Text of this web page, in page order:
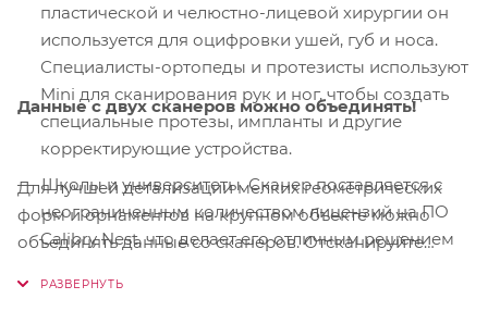
пластической и челюстно-лицевой хирургии он
используется для оцифровки ушей, губ и носа.
Специалисты-ортопеды и протезисты используют
Mini для сканирования рук и ног, чтобы создать
специальные протезы, импланты и другие
корректирующие устройства.
Школы и университеты. Сканер поставляется с
неограниченным количеством лицензий на ПО
Calibry Nest, что делает его отличным решением
Инвестировав в одно устройство, вы можете
Данные с двух сканеров можно объединять!
Для лучшей детализации мелких геометрических
форм и орнаментов на крупном объекте можно
объединять данные со сканеров. Отсканируйте